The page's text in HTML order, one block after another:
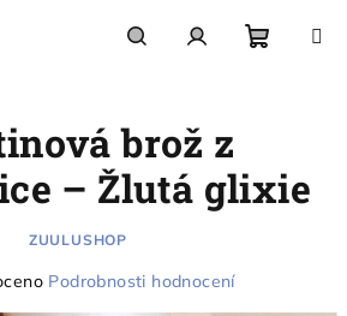
brož z
– Žlutá glixie
ZUULUSHOP
Podrobnosti hodnocení